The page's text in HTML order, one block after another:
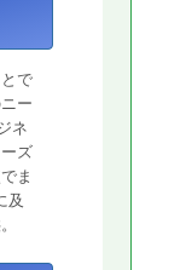
で
ー
ネ
ズ
ま
及